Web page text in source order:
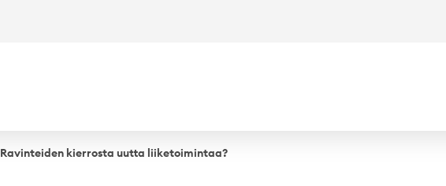
Ravinteiden kierrosta uutta liiketoimintaa?